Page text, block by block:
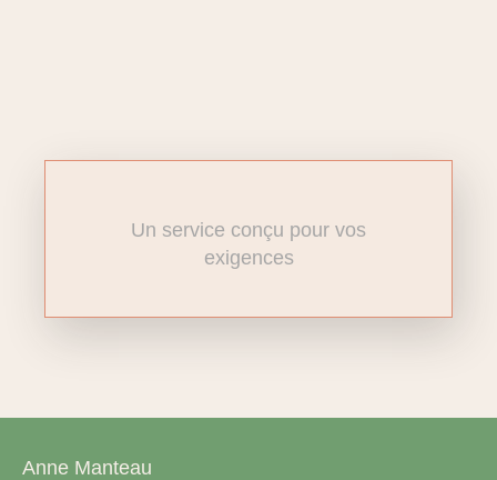
Un service conçu pour vos
exigences
Anne Manteau